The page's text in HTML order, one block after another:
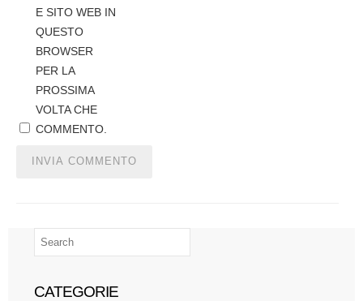
E SITO WEB IN
QUESTO
BROWSER
PER LA
PROSSIMA
VOLTA CHE
COMMENTO.
CATEGORIE